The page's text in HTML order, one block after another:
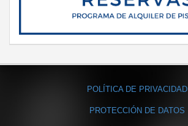
POLÍTICA DE PRIVACIDAD
PROTECCIÓN DE DATOS